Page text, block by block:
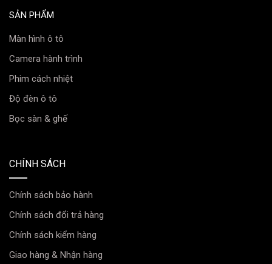
Chất liệu:
ghế, tapi cửa.
các đường chỉ may màu đỏ nổi bật, tạo sự kết nối với
màu sơn ngoại thất.
Vô Lăng D-Cut Bọc Carbon
Thiết kế:
dưới được ốp sợi carbon thật, hai bên được bọc da
đục lỗ và khâu chỉ đỏ.
Led Nội Thất & Màn Hình IPC
Hai nâng cấp công nghệ không thể thiếu.
SẢN PHẨM
Màn hình ô tô
Camera hành trình
Phim cách nhiệt
Độ đèn ô tô
Bọc sàn & ghế
CHÍNH SÁCH
Chính sách bảo hành
Chính sách đổi trả hàng
Chính sách kiểm hàng
Giao hàng & Nhận hàng